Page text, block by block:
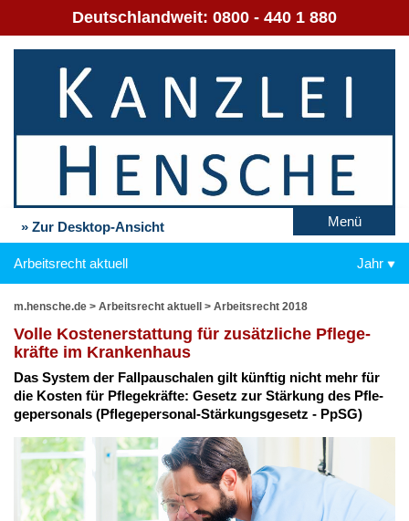
Deutschlandweit: 0800 - 440 1 880
» Zur Desktop-Ansicht Menü
Arbeitsrecht aktuell Jahr
m.hensche.de > Arbeitsrecht aktuell > Arbeitsrecht 2018
Vol­le Kos­ten­er­stat­tung für zu­sätz­li­che Pfle­ge­
kräf­te im Kran­ken­haus
Das Sys­tem der Fall­pau­scha­len gilt künf­tig nicht mehr für
die Kos­ten für Pfle­ge­kräf­te: Ge­setz zur Stär­kung des Pfle­
ge­per­so­nals (Pfle­ge­per­so­nal-Stär­kungs­ge­setz - PpSG)